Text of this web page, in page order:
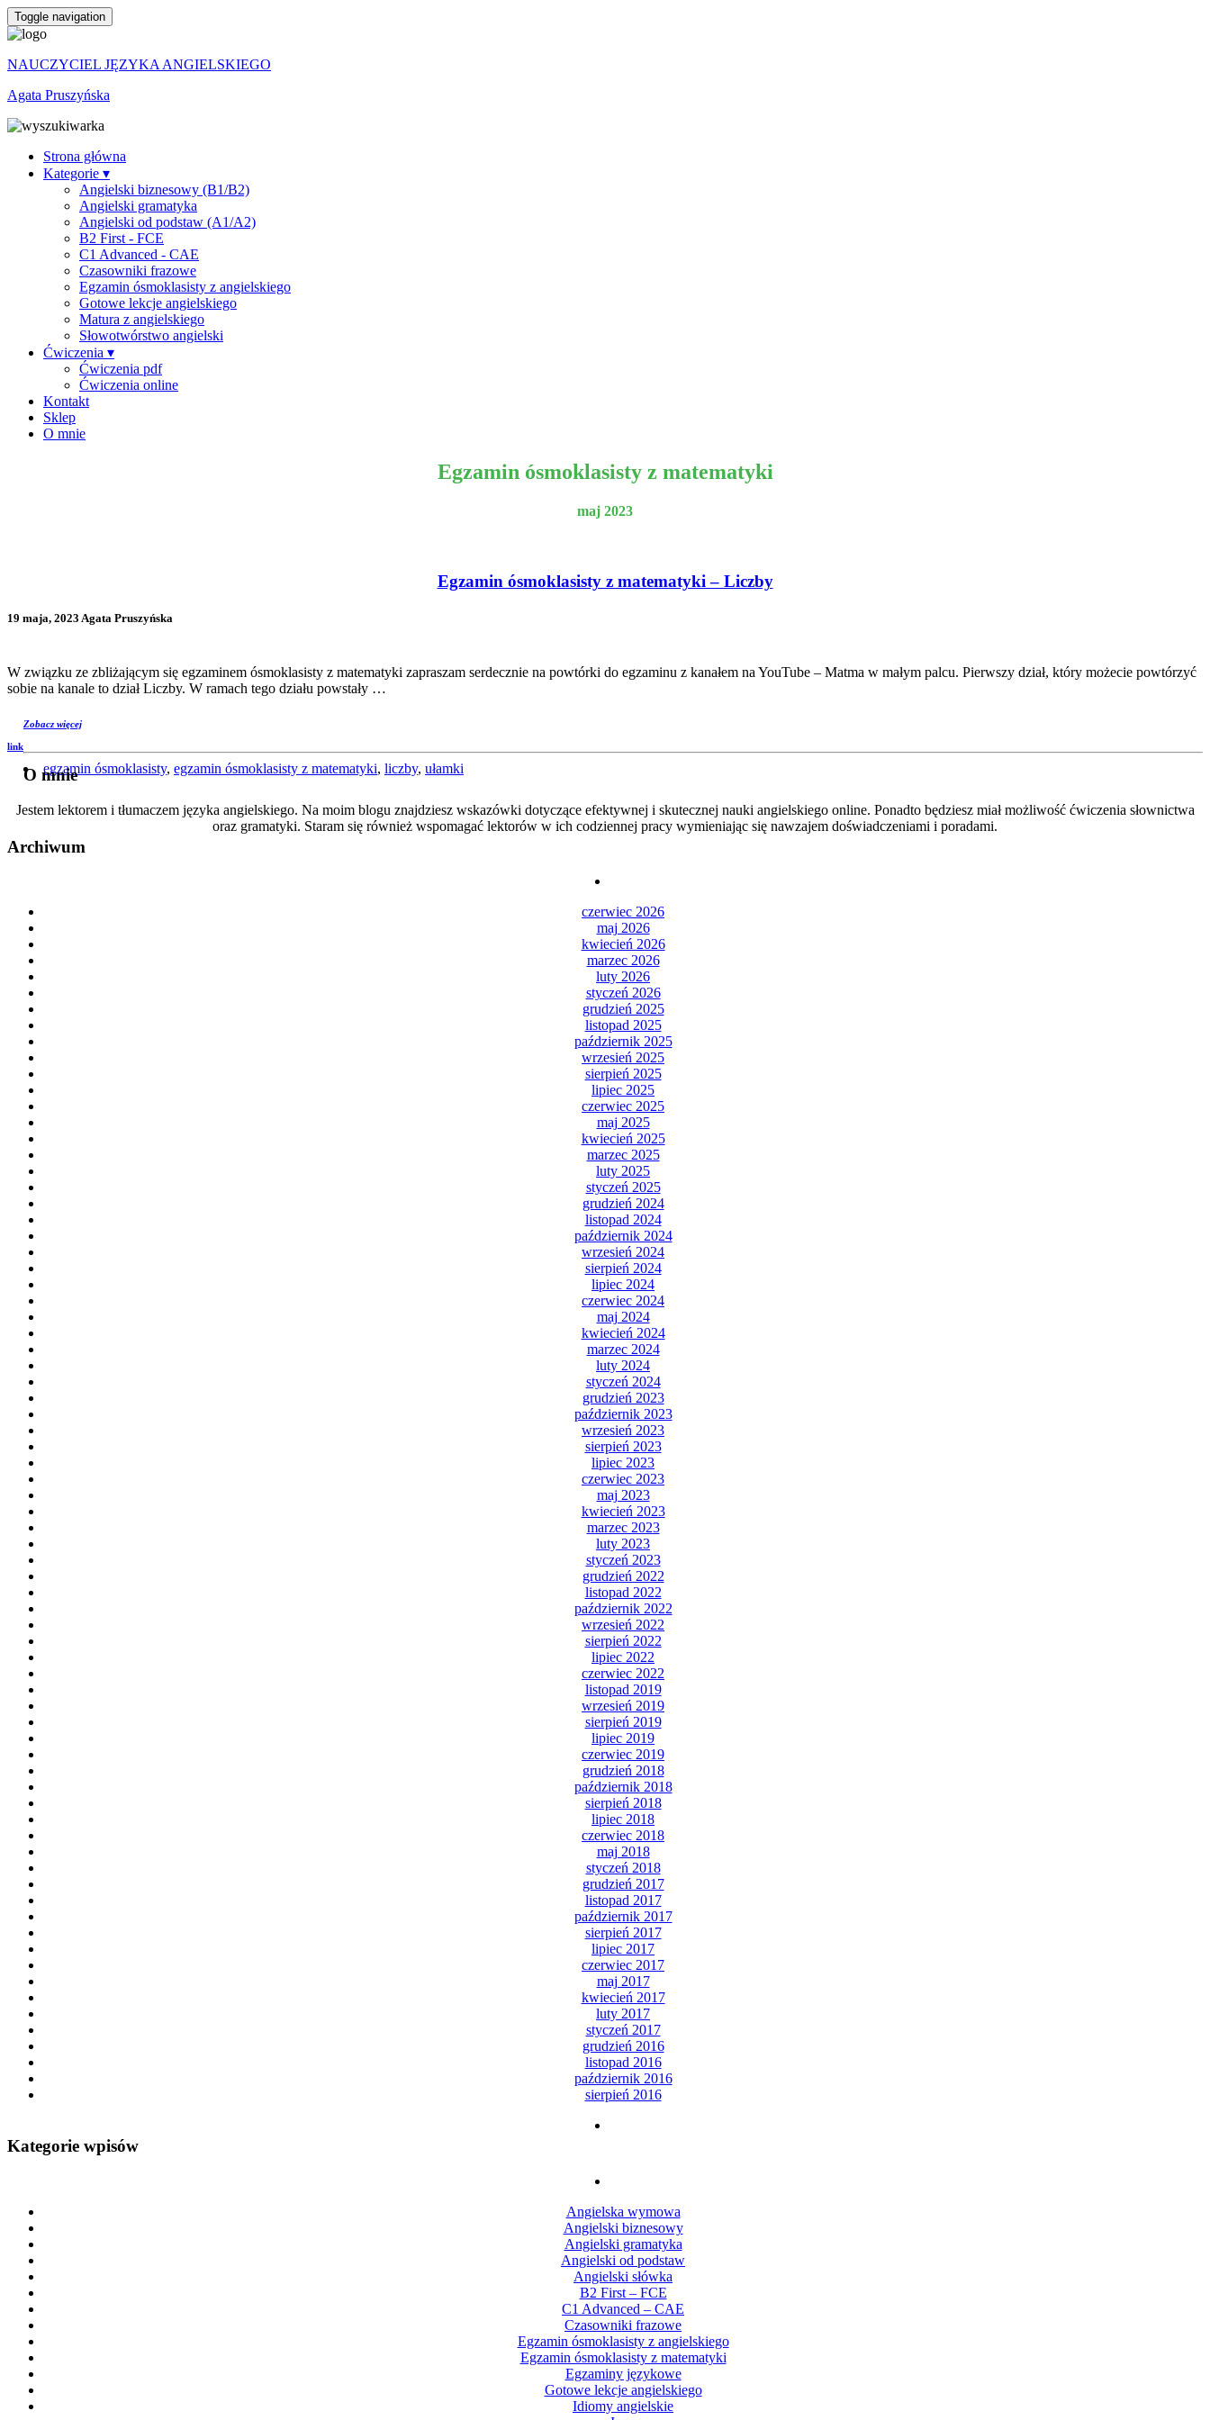
Toggle navigation
NAUCZYCIEL JĘZYKA ANGIELSKIEGO
Agata Pruszyńska
Strona główna
Kategorie ▾
Angielski biznesowy (B1/B2)
Angielski gramatyka
Angielski od podstaw (A1/A2)
B2 First - FCE
C1 Advanced - CAE
Czasowniki frazowe
Egzamin ósmoklasisty z angielskiego
Gotowe lekcje angielskiego
Matura z angielskiego
Słowotwórstwo angielski
Ćwiczenia ▾
Ćwiczenia pdf
Ćwiczenia online
Kontakt
Sklep
O mnie
Egzamin ósmoklasisty z matematyki
maj 2023
Egzamin ósmoklasisty z matematyki – Liczby
19 maja, 2023 Agata Pruszyńska
W związku ze zbliżającym się egzaminem ósmoklasisty z matematyki zapraszam serdecznie na powtórki do egzaminu z kanałem na YouTube – Matma w małym palcu. Pierwszy dział, który możecie powtórzyć
sobie na kanale to dział Liczby. W ramach tego działu powstały …
link
Zobacz więcej
egzamin ósmoklasisty, egzamin ósmoklasisty z matematyki, liczby, ułamki
O mnie
Jestem lektorem i tłumaczem języka angielskiego. Na moim blogu znajdziesz wskazówki dotyczące efektywnej i skutecznej nauki angielskiego online. Ponadto będziesz miał możliwość ćwiczenia słownictwa
oraz gramatyki. Staram się również wspomagać lektorów w ich codziennej pracy wymieniając się nawzajem doświadczeniami i poradami.
Archiwum
czerwiec 2026
maj 2026
kwiecień 2026
marzec 2026
luty 2026
styczeń 2026
grudzień 2025
listopad 2025
październik 2025
wrzesień 2025
sierpień 2025
lipiec 2025
czerwiec 2025
maj 2025
kwiecień 2025
marzec 2025
luty 2025
styczeń 2025
grudzień 2024
listopad 2024
październik 2024
wrzesień 2024
sierpień 2024
lipiec 2024
czerwiec 2024
maj 2024
kwiecień 2024
marzec 2024
luty 2024
styczeń 2024
grudzień 2023
październik 2023
wrzesień 2023
sierpień 2023
lipiec 2023
czerwiec 2023
maj 2023
kwiecień 2023
marzec 2023
luty 2023
styczeń 2023
grudzień 2022
listopad 2022
październik 2022
wrzesień 2022
sierpień 2022
lipiec 2022
czerwiec 2022
listopad 2019
wrzesień 2019
sierpień 2019
lipiec 2019
czerwiec 2019
grudzień 2018
październik 2018
sierpień 2018
lipiec 2018
czerwiec 2018
maj 2018
styczeń 2018
grudzień 2017
listopad 2017
październik 2017
sierpień 2017
lipiec 2017
czerwiec 2017
maj 2017
kwiecień 2017
luty 2017
styczeń 2017
grudzień 2016
listopad 2016
październik 2016
sierpień 2016
Kategorie wpisów
Angielska wymowa
Angielski biznesowy
Angielski gramatyka
Angielski od podstaw
Angielski słówka
B2 First – FCE
C1 Advanced – CAE
Czasowniki frazowe
Egzamin ósmoklasisty z angielskiego
Egzamin ósmoklasisty z matematyki
Egzaminy językowe
Gotowe lekcje angielskiego
Idiomy angielskie